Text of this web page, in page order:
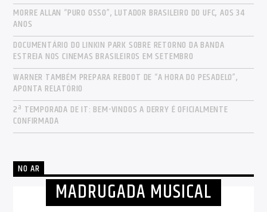
MORRE ALLAN “PURO OSSO”, LUTADOR BRASILEIRO DO UFC, AOS 34
ANOS
DOCUMENTÁRIO DO LINKIN PARK SOBRE RETORNO DA BANDA
ESTREIA NOS CINEMAS BRASILEIROS EM SETEMBRO
WARNER TAMBÉM PREPARA REBOOT DE “A HORA DO PESADELO”,
APONTA RELATÓRIO
2ª TEMPORADA DE IT: BEM-VINDOS A DERRY É OFICIALMENTE
CONFIRMADA
NO AR
MADRUGADA MUSICAL